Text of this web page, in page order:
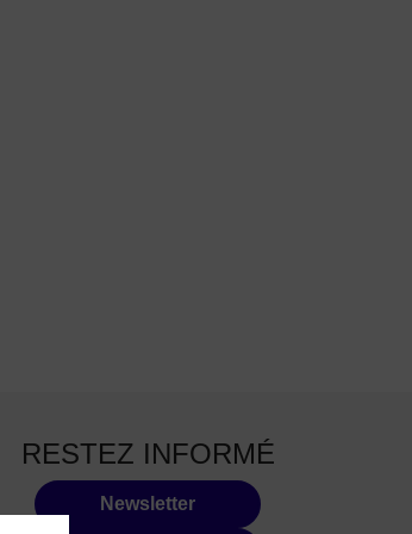
RESTEZ INFORMÉ
Newsletter